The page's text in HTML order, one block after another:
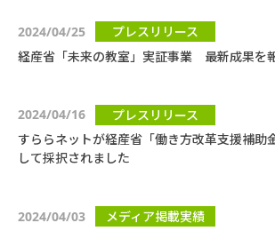
2024/04/25
プレスリリース
経産省「未来の教室」実証事業 最新成果を
2024/04/16
プレスリリース
すららネットが経産省「働き方改革支援補助
して採択されました
2024/04/03
メディア掲載実績